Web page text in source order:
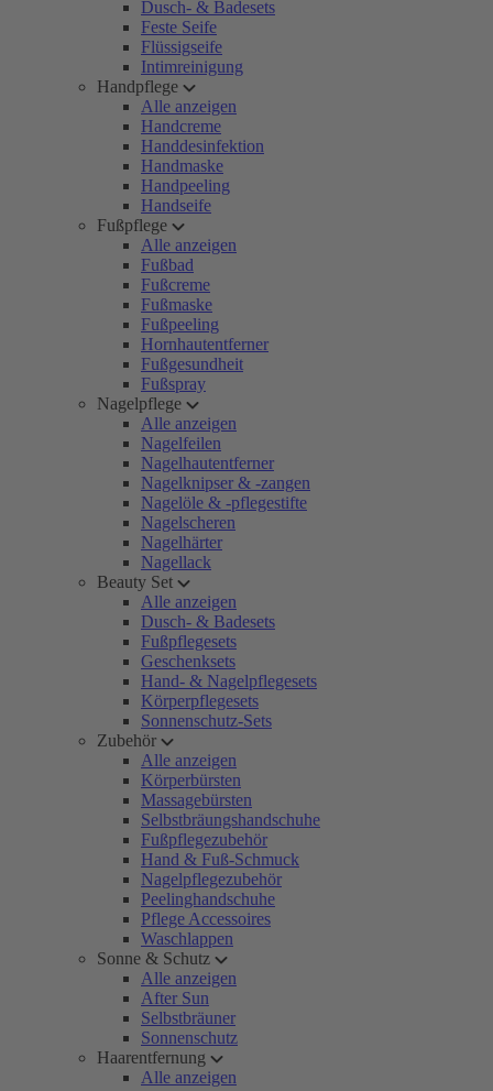
Dusch- & Badesets
Feste Seife
Flüssigseife
Intimreinigung
Handpflege
Alle anzeigen
Handcreme
Handdesinfektion
Handmaske
Handpeeling
Handseife
Fußpflege
Alle anzeigen
Fußbad
Fußcreme
Fußmaske
Fußpeeling
Hornhautentferner
Fußgesundheit
Fußspray
Nagelpflege
Alle anzeigen
Nagelfeilen
Nagelhautentferner
Nagelknipser & -zangen
Nagelöle & -pflegestifte
Nagelscheren
Nagelhärter
Nagellack
Beauty Set
Alle anzeigen
Dusch- & Badesets
Fußpflegesets
Geschenksets
Hand- & Nagelpflegesets
Körperpflegesets
Sonnenschutz-Sets
Zubehör
Alle anzeigen
Körperbürsten
Massagebürsten
Selbstbräungshandschuhe
Fußpflegezubehör
Hand & Fuß-Schmuck
Nagelpflegezubehör
Peelinghandschuhe
Pflege Accessoires
Waschlappen
Sonne & Schutz
Alle anzeigen
After Sun
Selbstbräuner
Sonnenschutz
Haarentfernung
Alle anzeigen